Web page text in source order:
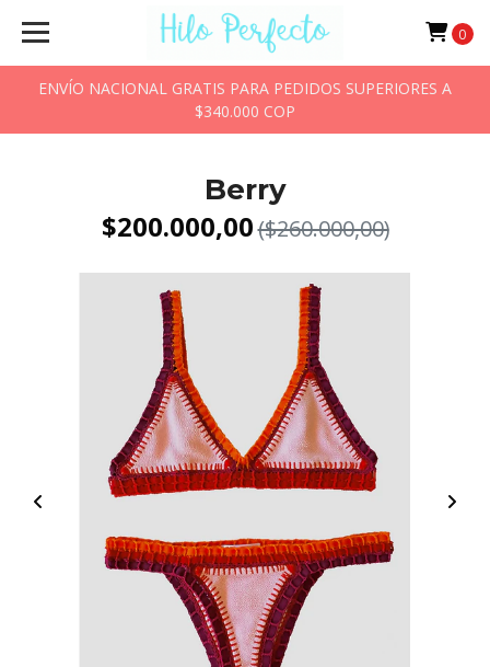
ENVÍO NACIONAL GRATIS PARA PEDIDOS SUPERIORES A
$340.000 COP
0
Berry
$200.000,00($260.000,00)